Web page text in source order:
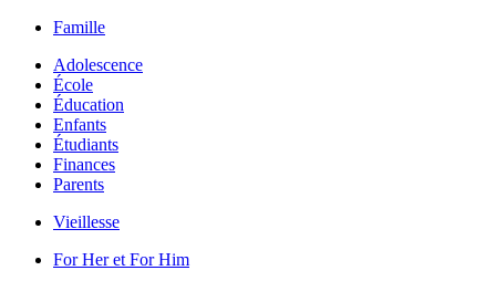
Famille
Adolescence
École
Éducation
Enfants
Étudiants
Finances
Parents
Vieillesse
For Her et For Him